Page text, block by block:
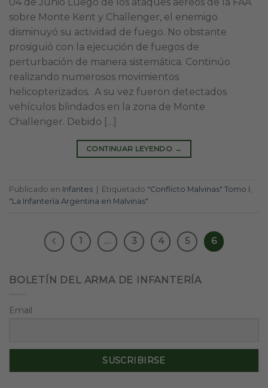
sobre Monte Kent y Challenger, el enemigo
disminuyó su actividad de fuego. No obstante
prosiguió con la ejecución de fuegos de
perturbación de manera sistemática. Continúo
realizando numerosos movimientos
helicopterizados. A su vez fueron detectados
vehículos blindados en la zona de Monte
Challenger. Debido […]
CONTINUAR LEYENDO →
Publicado en Infantes Etiquetado "Conflicto Malvinas" Tomo I,
"La Infantería Argentina en Malvinas"
1 … 3 4 5 6
BOLETÍN DEL ARMA DE INFANTERÍA
Email